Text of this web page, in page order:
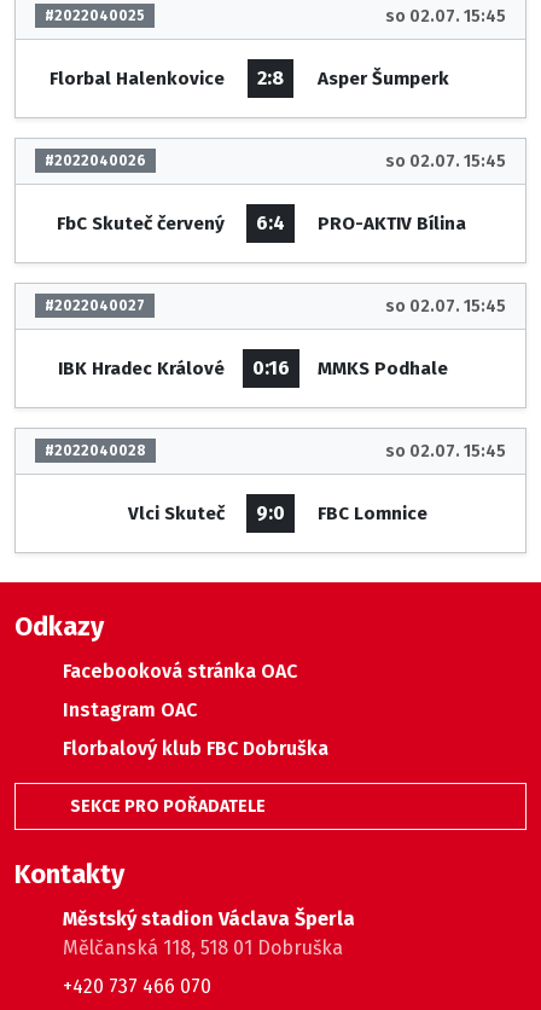
#2022040025 so 02.07. 15:45
Florbal Halenkovice 2:8 Asper Šumperk
#2022040026 so 02.07. 15:45
FbC Skuteč červený 6:4 PRO-AKTIV Bílina
#2022040027 so 02.07. 15:45
IBK Hradec Králové 0:16 MMKS Podhale
#2022040028 so 02.07. 15:45
Vlci Skuteč 9:0 FBC Lomnice
Odkazy
Facebooková stránka OAC
Instagram OAC
Florbalový klub FBC Dobruška
SEKCE PRO POŘADATELE
Kontakty
Městský stadion Václava Šperla
Mělčanská 118, 518 01 Dobruška
+420 737 466 070